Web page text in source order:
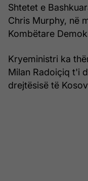
Shtetet e
Chris Murphy, në
Kombëtare
Kryeministri ka
Milan Radoiçiq t'i
drejtësisë të